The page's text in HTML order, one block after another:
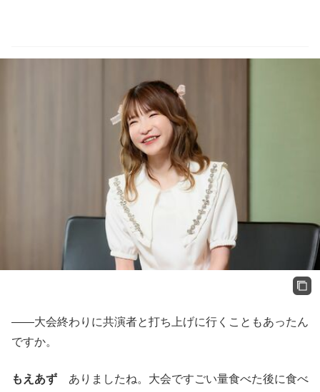
――大会終わりに共演者と打ち上げに行くこともあったん
ですか。
もえあず ありましたね。大会ですごい量食べた後に食べ